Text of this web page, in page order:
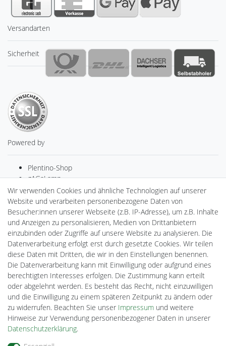
Versandarten
Sicherheit
Powered by
Plentino-Shop
gAGaLamp
Drohnenstore24
MeinUSB
Batteriespeicher
PlentiSolar
Gebrauchtlicht
Ledkauf
DEYESOLAR
Lightech Connect
CardanLight Europe
FORTIMO LEDs
Cardanlight-Shop
Wallbox24
Impressum
Wir verwenden Cookies und ähnliche Technologien auf unserer
Website und verarbeiten personenbezogene Daten von
Besucher:innen unserer Webseite (z.B. IP-Adresse), um z.B. Inhalte
und Anzeigen zu personalisieren, Medien von Drittanbietern
einzubinden oder Zugriffe auf unsere Website zu analysieren. Die
Datenverarbeitung erfolgt erst durch gesetzte Cookies. Wir teilen
diese Daten mit Dritten, die wir in den Einstellungen benennen.
Die Datenverarbeitung kann mit Einwilligung oder aufgrund eines
berechtigten Interesses erfolgen. Die Zustimmung kann erteilt
oder abgelehnt werden. Es besteht das Recht, nicht einzuwilligen
und die Einwilligung zu einem späteren Zeitpunkt zu ändern oder
zu widerrufen. Beachten Sie unser Impressum und weitere
Hinweise zur Verwendung personenbezogener Daten in unserer
Daten­schutz­erklärung.